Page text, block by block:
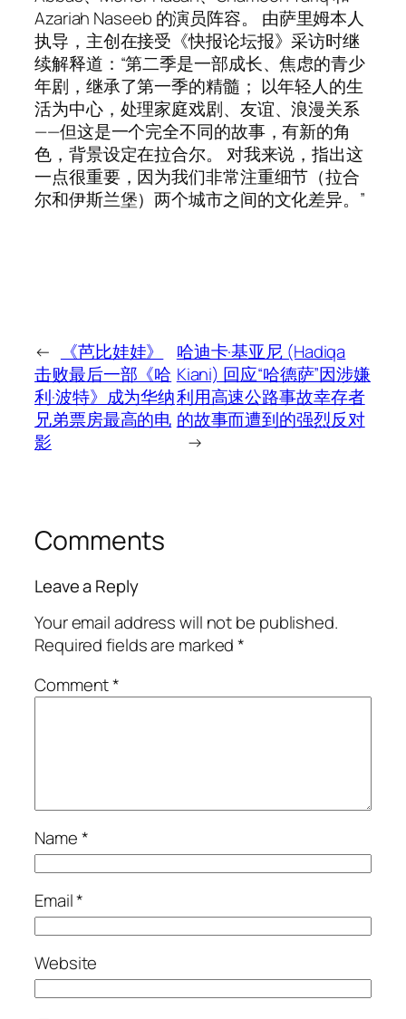
Azariah Naseeb 的演员阵容。 由萨里姆本人
执导，主创在接受《快报论坛报》采访时继
续解释道：“第二季是一部成长、焦虑的青少
年剧，继承了第一季的精髓； 以年轻人的生
活为中心，处理家庭戏剧、友谊、浪漫关系
——但这是一个完全不同的故事，有新的角
色，背景设定在拉合尔。 对我来说，指出这
一点很重要，因为我们非常注重细节（拉合
尔和伊斯兰堡）两个城市之间的文化差异。”
←
《芭比娃娃》
击败最后一部《哈
利·波特》成为华纳
兄弟票房最高的电
影
哈迪卡·基亚尼 (Hadiqa
Kiani) 回应“哈德萨”因涉嫌
利用高速公路事故幸存者
的故事而遭到的强烈反对
→
Comments
Leave a Reply
Your email address will not be published.
Required fields are marked*
Comment*
Name*
Email*
Website